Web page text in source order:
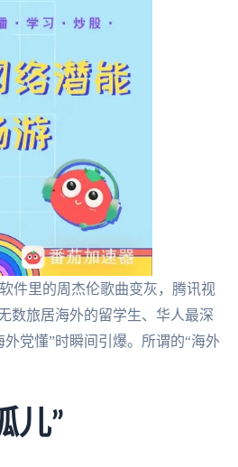
件里的周杰伦歌曲变灰，腾讯视
数旅居海外的留学生、华人最深
党懂”时瞬间引爆。所谓的“海外
儿”